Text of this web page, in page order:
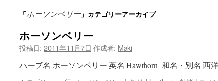
ツ
へ
ス
「ホーソンベリー」カテゴリーアーカイブ
ホーソンベリー
投稿日: 2011年11月7日 作成者: Maki
ハーブ名 ホーソンベリー 英名 Hawthorn 和名・別名 西